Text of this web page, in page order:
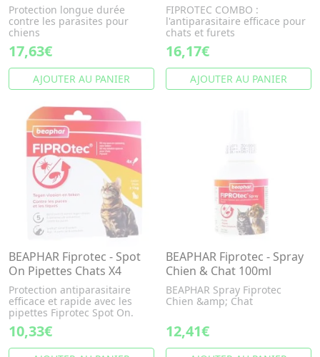
Protection longue durée
contre les parasites pour
chiens
17,63€
AJOUTER AU PANIER
FIPROTEC COMBO :
l'antiparasitaire efficace pour
chats et furets
16,17€
AJOUTER AU PANIER
BEAPHAR Fiprotec - Spot
On Pipettes Chats X4
Protection antiparasitaire
efficace et rapide avec les
pipettes Fiprotec Spot On.
10,33€
BEAPHAR Fiprotec - Spray
Chien & Chat 100ml
BEAPHAR Spray Fiprotec
Chien &amp; Chat
12,41€